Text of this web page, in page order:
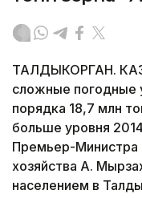
ТАЛДЫКОРГАН.
сложные погодные
порядка 18,7 млн
больше уровня
Премьер-Министра
хозяйства А.
населением в